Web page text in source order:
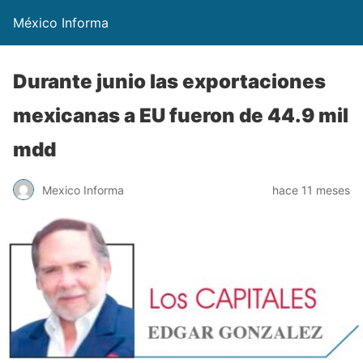
México Informa
Durante junio las exportaciones
mexicanas a EU fueron de 44.9 mil
mdd
Mexico Informa hace 11 meses